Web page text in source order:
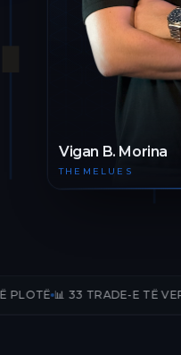
Vigan B. Morina
THEMELUES
E TË VERIFIKUARA 📈